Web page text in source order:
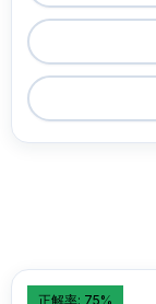
正解率: 75%